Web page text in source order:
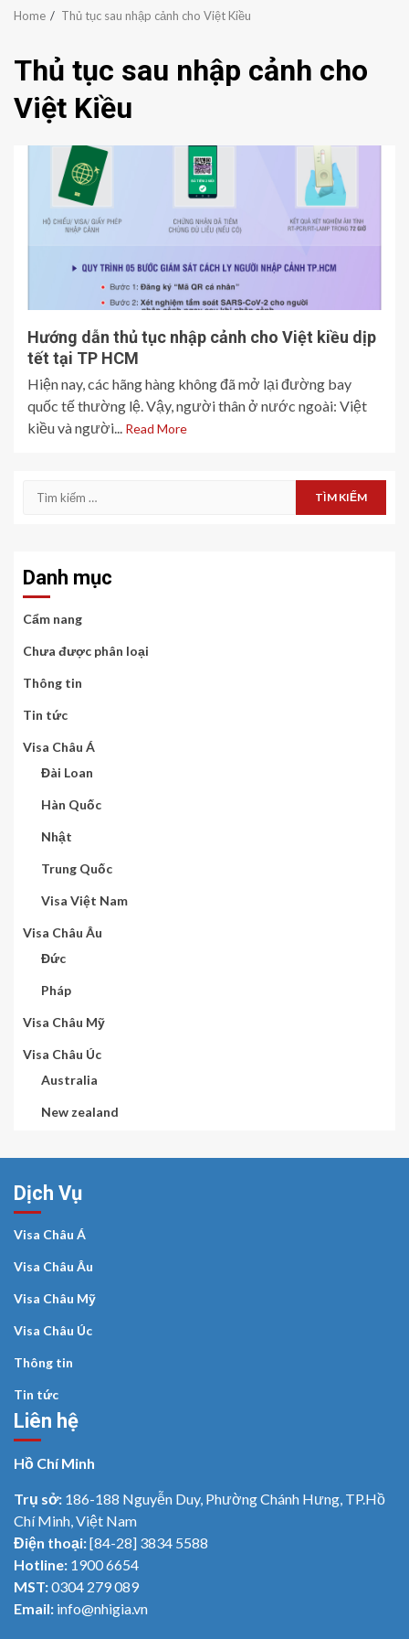
Home Thủ tục sau nhập cảnh cho Việt Kiều
Thủ tục sau nhập cảnh cho
Việt Kiều
Hướng dẫn thủ tục nhập cảnh cho Việt kiều dịp
tết tại TP HCM
Hiện nay, các hãng hàng không đã mở lại đường bay
quốc tế thường lệ. Vậy, người thân ở nước ngoài: Việt
kiều và người... Read More
Tìm
Danh mục
Cẩm nang
Chưa được phân loại
Thông tin
Tin tức
Visa Châu Á
Đài Loan
Hàn Quốc
Nhật
Trung Quốc
Visa Việt Nam
Visa Châu Âu
Đức
Pháp
Visa Châu Mỹ
Visa Châu Úc
Australia
New zealand
Dịch Vụ
Visa Châu Á
Visa Châu Âu
Visa Châu Mỹ
Visa Châu Úc
Thông tin
Tin tức
Liên hệ
Hồ Chí Minh
Trụ sở: 186-188 Nguyễn Duy, Phường Chánh Hưng, TP.Hồ
Chí Minh, Việt Nam
Điện thoại:[84-28] 3834 5588
Hotline: 1900 6654
MST:0304 279 089
Email: info@nhigia.vn